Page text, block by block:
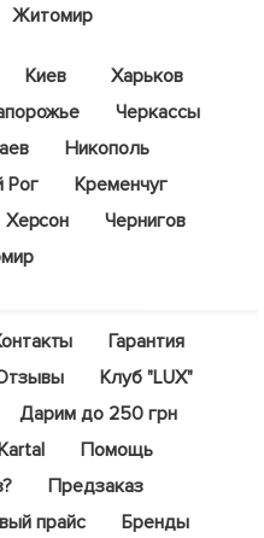
Житомир
Киев
Харьков
Черкассы
Никополь
Рог
Кременчуг
Херсон
Чернигов
Гарантия
Клуб "LUX"
Дарим до 250 грн
Помощь
Предзаказ
прайс Бренды